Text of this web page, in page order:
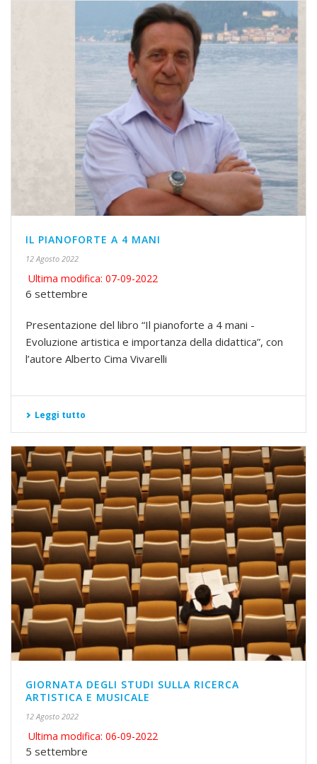
IL PIANOFORTE A 4 MANI
12 Agosto 2022
Ultima modifica: 07-09-2022
6 settembre
Presentazione del libro “Il pianoforte a 4 mani -
Evoluzione artistica e importanza della didattica”, con
l’autore Alberto Cima Vivarelli
Leggi tutto
GIORNATA DEGLI STUDI SULLA RICERCA
ARTISTICA E MUSICALE
12 Agosto 2022
Ultima modifica: 06-09-2022
5 settembre